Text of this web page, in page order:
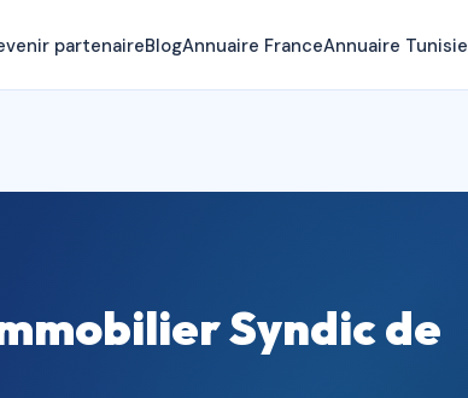
partenaireBlogAnnuaire FranceAnnuaire Tunisie
Syndic de